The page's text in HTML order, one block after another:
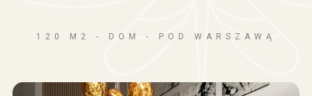
120 M2 - DOM - POD WARSZAWĄ